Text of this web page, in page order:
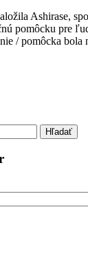
Ashirase,
pomôcku pre
/ pomôcka bola